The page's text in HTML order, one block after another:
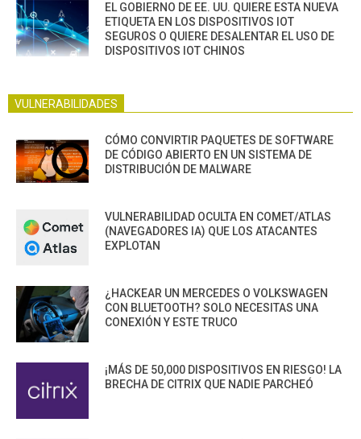
EL GOBIERNO DE EE. UU. QUIERE ESTA NUEVA
ETIQUETA EN LOS DISPOSITIVOS IOT
SEGUROS O QUIERE DESALENTAR EL USO DE
DISPOSITIVOS IOT CHINOS
VULNERABILIDADES
CÓMO CONVIRTIR PAQUETES DE SOFTWARE
DE CÓDIGO ABIERTO EN UN SISTEMA DE
DISTRIBUCIÓN DE MALWARE
VULNERABILIDAD OCULTA EN COMET/ATLAS
(NAVEGADORES IA) QUE LOS ATACANTES
EXPLOTAN
¿HACKEAR UN MERCEDES O VOLKSWAGEN
CON BLUETOOTH? SOLO NECESITAS UNA
CONEXIÓN Y ESTE TRUCO
¡MÁS DE 50,000 DISPOSITIVOS EN RIESGO! LA
BRECHA DE CITRIX QUE NADIE PARCHEÓ